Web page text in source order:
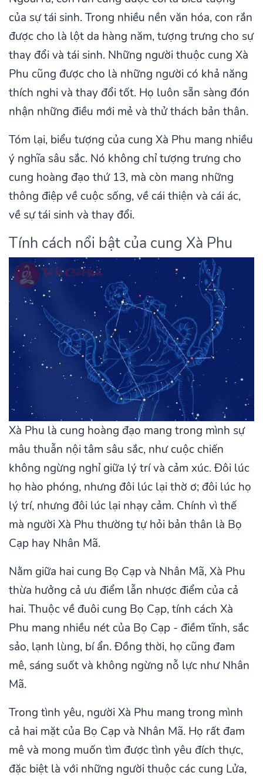
của sự tái sinh. Trong nhiều nền văn hóa, con rắn
được cho là lột da hàng năm, tượng trưng cho sự
thay đổi và tái sinh. Những người thuộc cung Xà
Phu cũng được cho là những người có khả năng
thích nghi và thay đổi tốt. Họ luôn sẵn sàng đón
nhận những điều mới mẻ và thử thách bản thân.
Tóm lại, biểu tượng của cung Xà Phu mang nhiều
ý nghĩa sâu sắc. Nó không chỉ tượng trưng cho
cung hoàng đạo thứ 13, mà còn mang những
thông điệp về cuộc sống, về cái thiện và cái ác,
về sự tái sinh và thay đổi.
Tính cách nổi bật của cung Xà Phu
Xà Phu là cung hoàng đạo mang trong mình sự
mâu thuẫn nội tâm sâu sắc, như cuộc chiến
không ngừng nghỉ giữa lý trí và cảm xúc. Đôi lúc
họ hào phóng, nhưng đôi lúc lại thờ ơ; đôi lúc họ
lý trí, nhưng đôi lúc lại nhạy cảm. Chính vì thế
mà người Xà Phu thường tự hỏi bản thân là Bọ
Cạp hay Nhân Mã.
Nằm giữa hai cung Bọ Cạp và Nhân Mã, Xà Phu
thừa hưởng cả ưu điểm lẫn nhược điểm của cả
hai. Thuộc về đuôi cung Bọ Cạp, tính cách Xà
Phu mang nhiều nét của Bọ Cạp - điềm tĩnh, sắc
sảo, lạnh lùng, bí ẩn. Đồng thời, họ cũng đam
mê, sáng suốt và không ngừng nỗ lực như Nhân
Mã.
Trong tình yêu, người Xà Phu mang trong mình
cả hai mặt của Bọ Cạp và Nhân Mã. Họ rất đam
mê và mong muốn tìm được tình yêu đích thực,
đặc biệt là với những người thuộc các cung Lửa,